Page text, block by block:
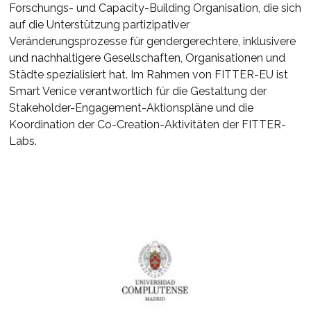
Forschungs- und Capacity-Building Organisation, die sich
auf die Unterstützung partizipativer
Veränderungsprozesse für gendergerechtere, inklusivere
und nachhaltigere Gesellschaften, Organisationen und
Städte spezialisiert hat. Im Rahmen von FITTER-EU ist
Smart Venice verantwortlich für die Gestaltung der
Stakeholder-Engagement-Aktionspläne und die
Koordination der Co-Creation-Aktivitäten der FITTER-
Labs.